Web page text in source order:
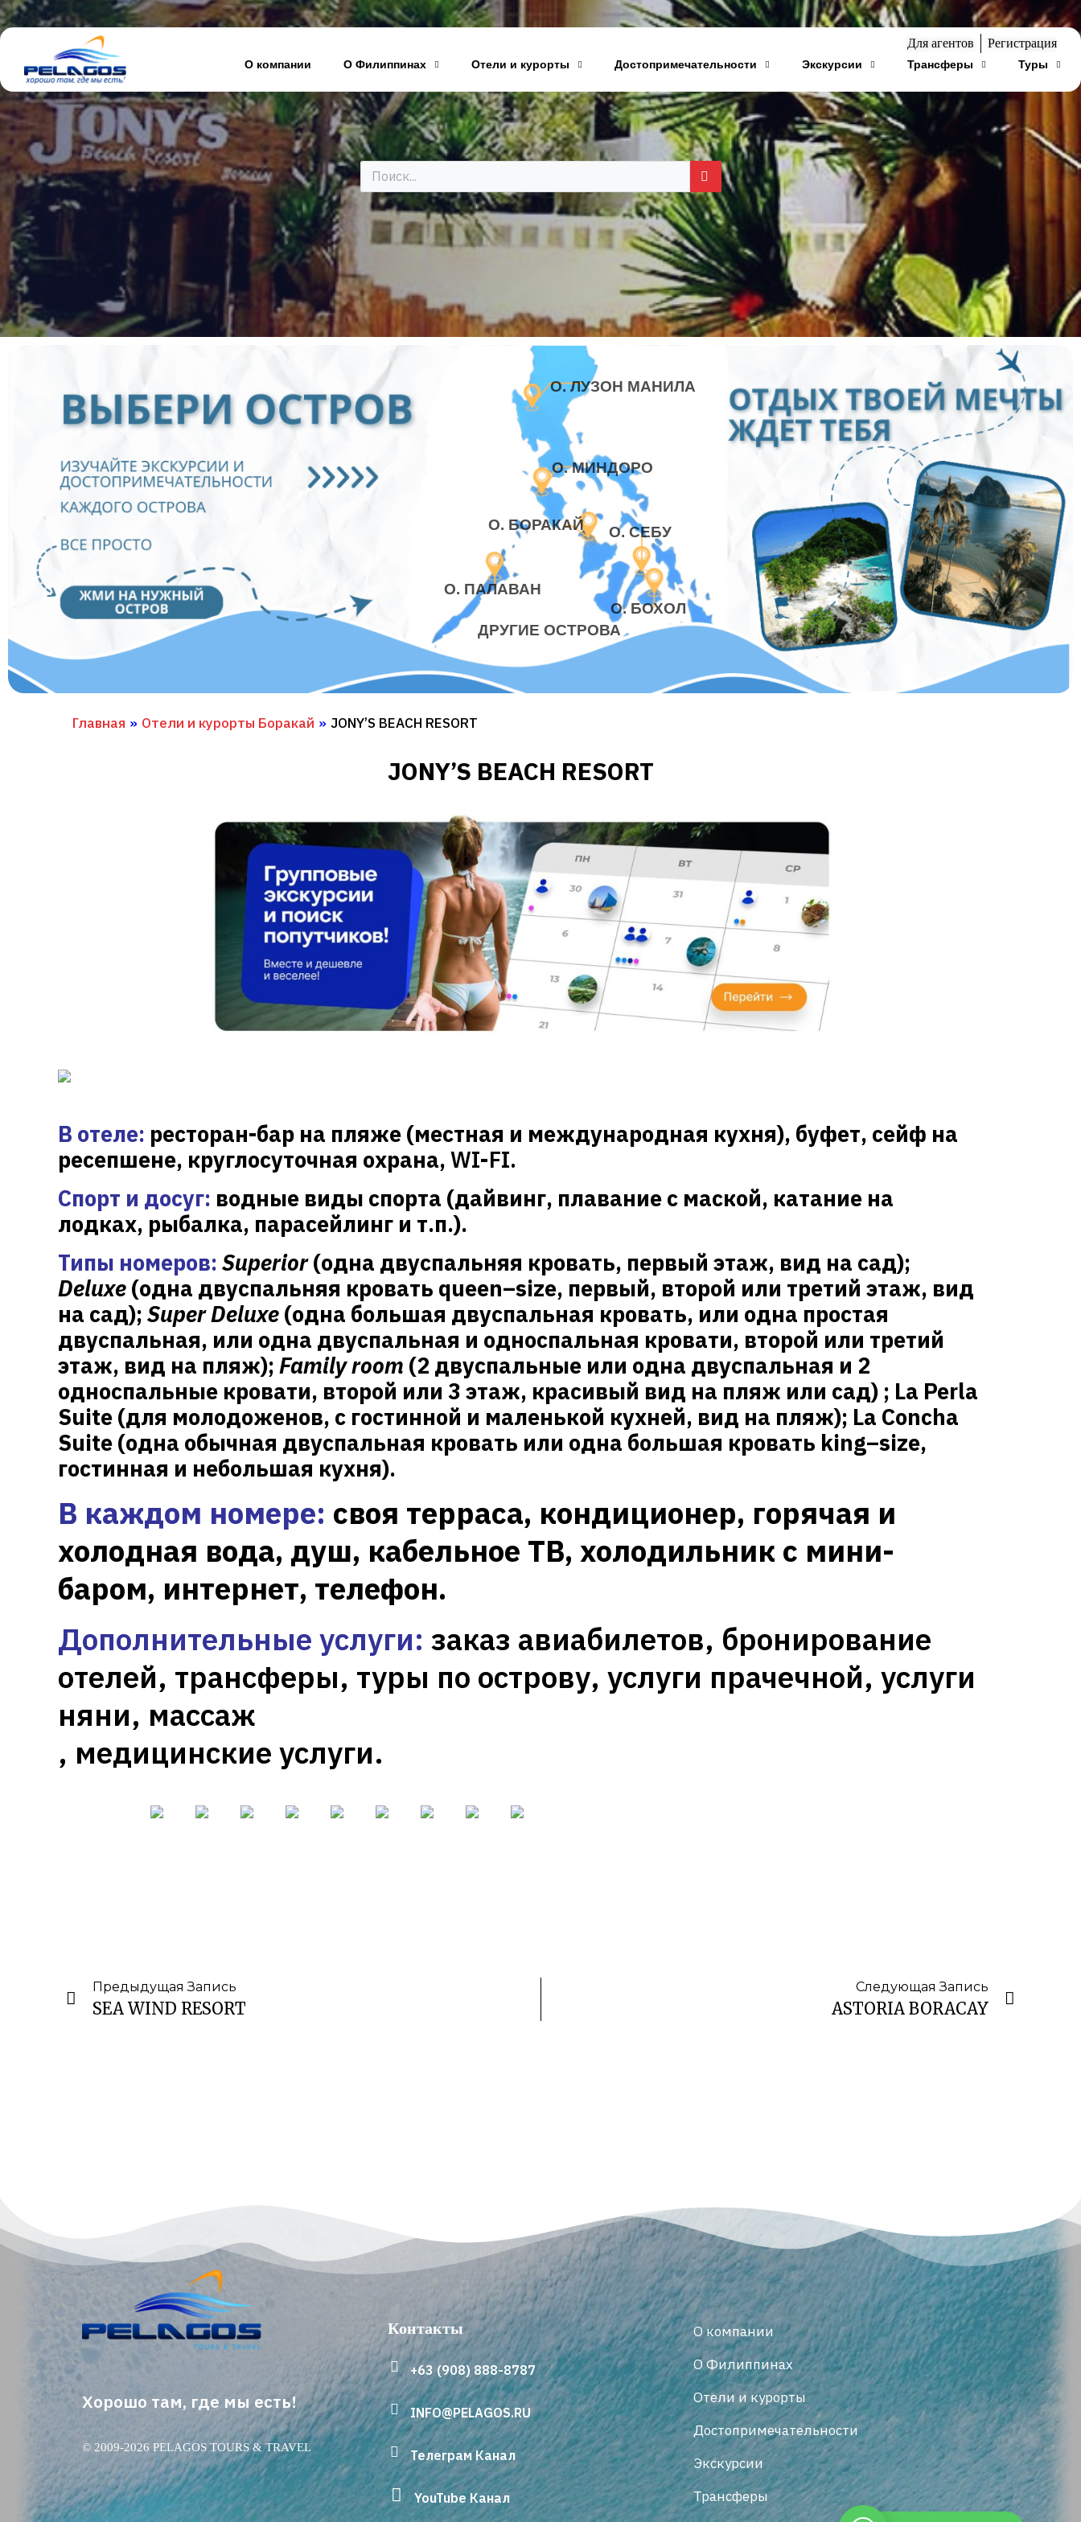
Для агентов Регистрация
О компании О Филиппинах Отели и курорты Достопримечательности Экскурсии Трансферы Туры
О. ЛУЗОН МАНИЛА
О. МИНДОРО
О. БОРАКАЙ
О. ПАЛАВАН
О. СЕБУ
О. БОХОЛ
ДРУГИЕ ОСТРОВА
Главная » Отели и курорты Боракай » JONY’S BEACH RESORT
JONY’S BEACH RESORT
В отеле: ресторан-бар на пляже (местная и международная кухня), буфет, сейф на
ресепшене, круглосуточная охрана, WI-FI.
Спорт и досуг: водные виды спорта (дайвинг, плавание с маской, катание на
лодках, рыбалка, парасейлинг и т.п.).
Типы номеров: Superior(одна двуспальняя кровать, первый этаж, вид на сад);
Deluxe (одна двуспальняя кровать queen–size, первый, второй или третий этаж, вид
на сад); SuperDeluxe (одна большая двуспальная кровать, или одна простая
двуспальная, или одна двуспальная и односпальная кровати, второй или третий
этаж, вид на пляж); Familyroom (2 двуспальные или одна двуспальная и 2
односпальные кровати, второй или 3 этаж, красивый вид на пляж или сад) ; La Perla
Suite (для молодоженов, с гостинной и маленькой кухней, вид на пляж); La Concha
Suite (одна обычная двуспальная кровать или одна большая кровать king–size,
гостинная и небольшая кухня).
В каждом номере: своя терраса, кондиционер, горячая и
холодная вода, душ, кабельное ТВ, холодильник с мини-
баром, интернет, телефон.
Дополнительные услуги: заказ авиабилетов, бронирование
отелей, трансферы, туры по острову, услуги прачечной, услуги
няни, массаж
, медицинские услуги.
Предыдущая Запись
SEA WIND RESORT
Следующая Запись
ASTORIA BORACAY
Хорошо там, где мы есть!
© 2009-2026 PELAGOS TOURS & TRAVEL
Контакты
+63 (908) 888-8787
INFO@PELAGOS.RU
Телеграм Канал
YouTube Канал
О компании
О Филиппинах
Отели и курорты
Достопримечательности
Экскурсии
Трансферы